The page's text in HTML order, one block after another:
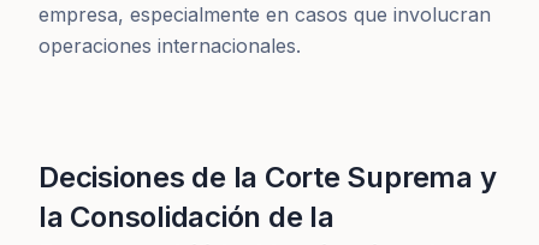
empresa, especialmente en casos que involucran
operaciones internacionales.
Decisiones de la Corte Suprema y
la Consolidación de la